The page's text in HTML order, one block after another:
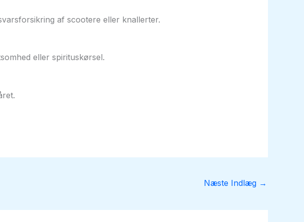
af scootere eller knallerter.
eller spirituskørsel.
Næste Indlæg →